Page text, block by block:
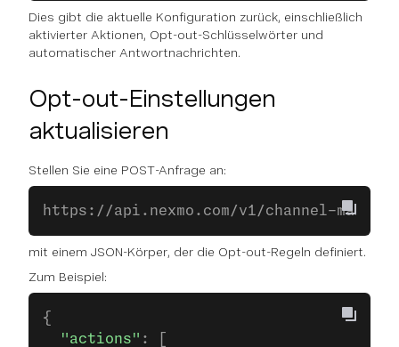
Dies gibt die aktuelle Konfiguration zurück, einschließlich
aktivierter Aktionen, Opt-out-Schlüsselwörter und
automatischer Antwortnachrichten.
Opt-out-Einstellungen
aktualisieren
Stellen Sie eine POST-Anfrage an:
https://api.nexmo.com/v1/channel-manager/
mit einem JSON-Körper, der die Opt-out-Regeln definiert.
Zum Beispiel:
{
  "actions"
: [